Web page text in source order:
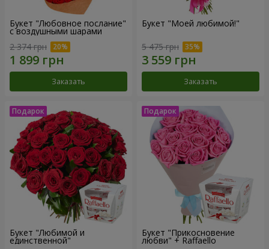
Букет "Любовное послание"
с воздушными шарами
2 374 грн
Заказать
Букет "Моей любимой!"
5 475 грн
Заказать
Букет "Любимой и
единственной"
Букет "Прикосновение
любви" + Raffaello